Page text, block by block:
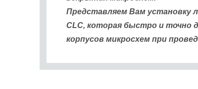
Представляем Вам установку
CLC, которая быстро и точно
корпусов микросхем при